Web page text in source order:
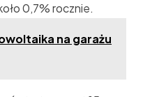
0,7% rocznie.
na garażu